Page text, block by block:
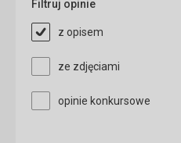
Cena
Wyżywienie
Częściowe wyżywienie w
wybór potraw, napojów i
Usługi
Filtruj opinie
z opisem
ze zdjęciami
opinie konkursowe